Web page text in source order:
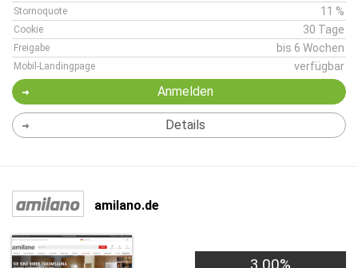
Stornoquote 11 %
Cookie 30 Tage
Freigabe bis 6 Wochen
Mobil-Landingpage verfügbar
Anmelden
Details
amilano.de